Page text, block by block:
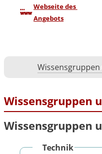
Webseite des
Angebots
Wissensgruppen
Wissensgruppen
Technik